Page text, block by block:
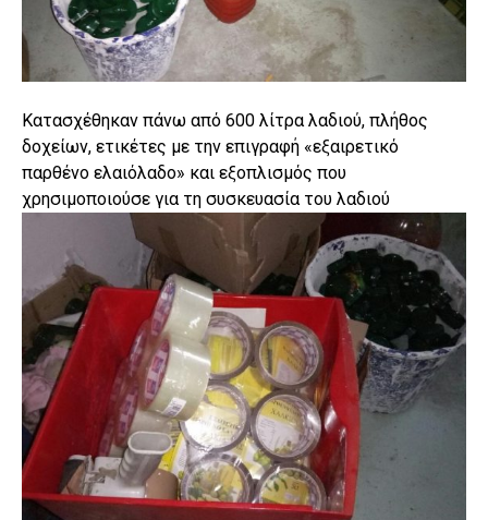
Κατασχέθηκαν πάνω από 600 λίτρα λαδιού, πλήθος
δοχείων, ετικέτες με την επιγραφή «εξαιρετικό
παρθένο ελαιόλαδο» και εξοπλισμός που
χρησιμοποιούσε για τη συσκευασία του λαδιού